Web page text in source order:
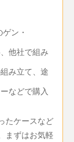
ン・
他社で組み
み立て、途
などで購入
たケースなど
まずはお気軽